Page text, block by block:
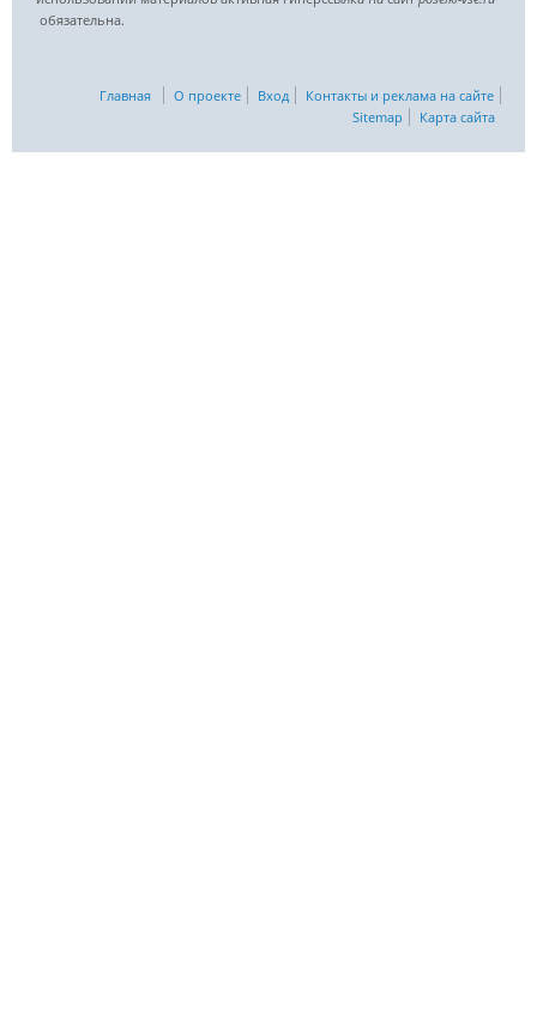
обязательна.
Главная О проекте Вход
Контакты и реклама на сайте
Sitemap
Карта сайта